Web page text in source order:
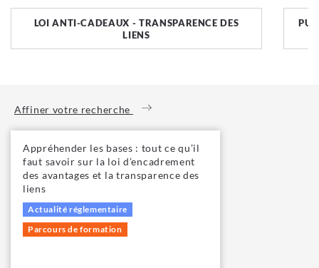
LOI ANTI-CADEAUX - TRANSPARENCE DES
LIENS
Affiner votre recherche
Appréhender les bases : tout ce qu’il
faut savoir sur la loi d’encadrement
des avantages et la transparence des
liens
Actualité réglementaire
Parcours de formation